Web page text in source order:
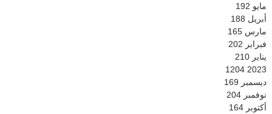
مايو 192
أبريل 188
مارس 165
فبراير 202
يناير 210
2023
1204
ديسمبر 169
نوفمبر 204
أكتوبر 164